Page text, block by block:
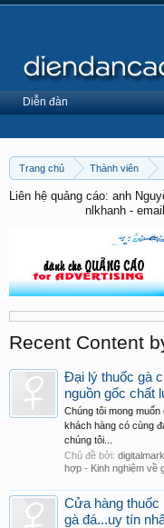
Trang chủ Thành viên
Liên hệ quảng cáo: anh
nlkhanh -
Recent Content
Đại lý thuốc gà
nguồn gốc chất
Chúng tôi mong
khách hàng có cùng
chúng tôi...
Chủ đề bởi:
hợp - Kinh nghiệm về
Cửa hàng thuốc
gà đá...uy tín
Diễn đàn